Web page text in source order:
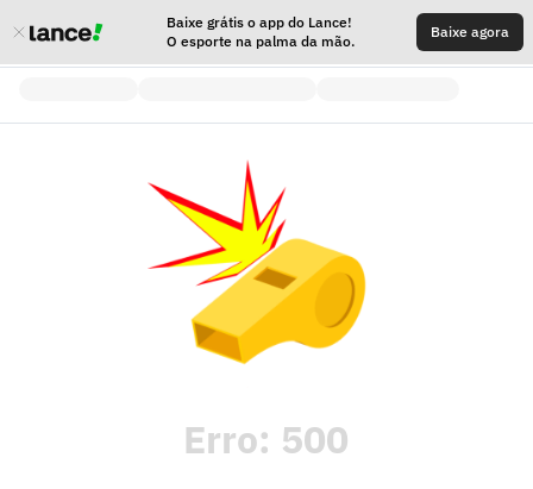
Baixe grátis o app do Lance!
O esporte na palma da mão.
Baixe agora
Erro: 500